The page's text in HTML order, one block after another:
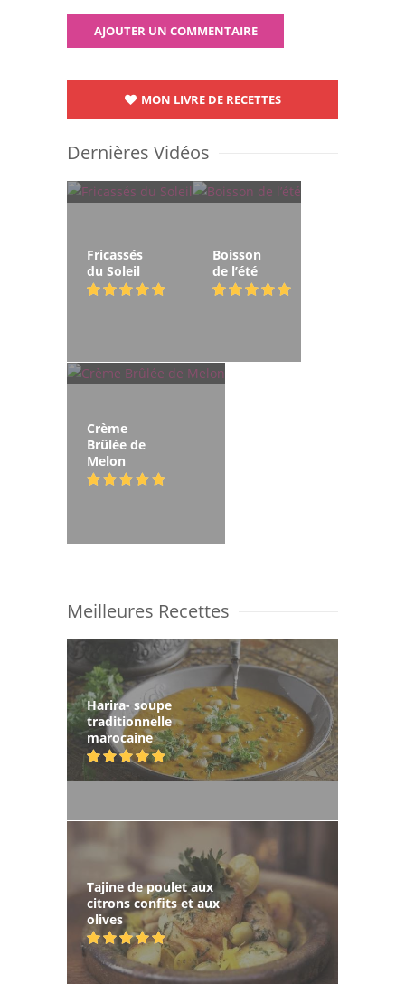
MON LIVRE DE RECETTES
Dernières Vidéos
Fricassés
du Soleil
Boisson
de l’été
Crème
Brûlée de
Melon
Meilleures Recettes
Harira- soupe
traditionnelle
marocaine
Tajine de poulet aux
citrons confits et aux
olives